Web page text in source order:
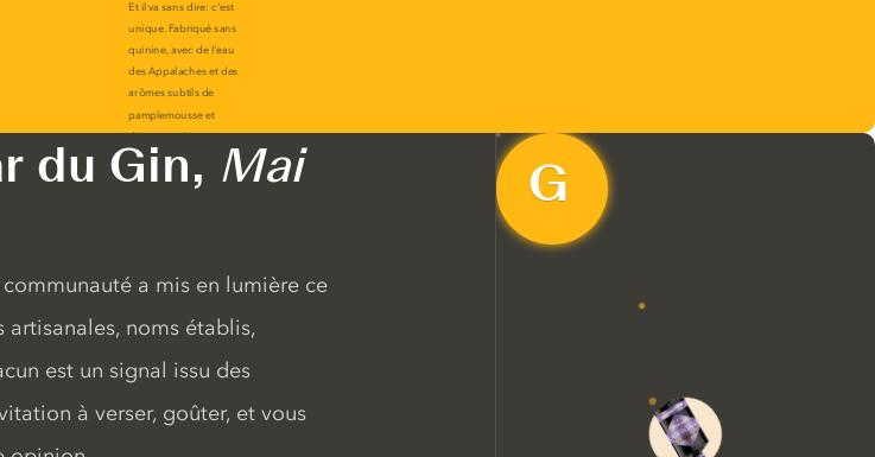
du Gin, Mai
a mis en lumière ce
noms établis,
est un signal issu des
à verser, goûter, et vous